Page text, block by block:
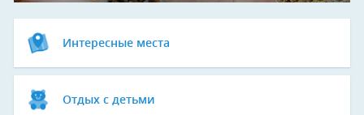
Интересные места
Отдых с детьми